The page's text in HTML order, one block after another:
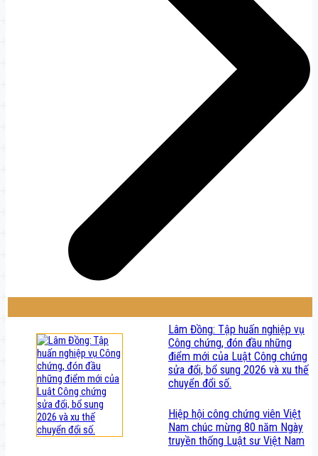
Lâm Đồng: Tập huấn nghiệp vụ
Công chứng, đón đầu những
điểm mới của Luật Công chứng
sửa đổi, bổ sung 2026 và xu thế
chuyển đổi số.
Hiệp hội công chứng viên Việt
Nam chúc mừng 80 năm Ngày
truyền thống Luật sư Việt Nam